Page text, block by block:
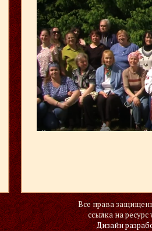
Все права
ссылка на ресурс
Дизайн